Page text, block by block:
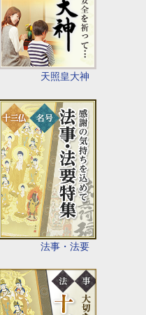
天照皇大神
法事・法要